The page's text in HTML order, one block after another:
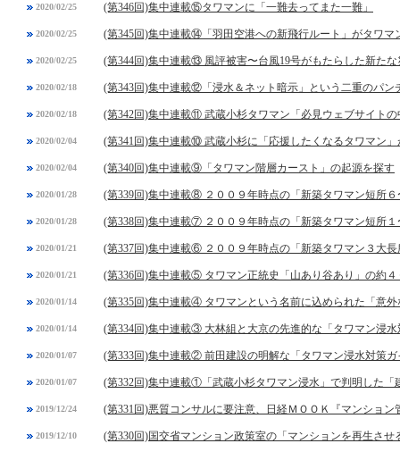
2020/02/25 (第346回)集中連載⑮タワマンに「一難去ってまた一難」
2020/02/25 (第345回)集中連載⑭「羽田空港への新飛行ルート」がタワマ
2020/02/25 (第344回)集中連載⑬ 風評被害〜台風19号がもたらした新たな
2020/02/18 (第343回)集中連載⑫「浸水＆ネット暗示」という二重のパン
2020/02/18 (第342回)集中連載⑪ 武蔵小杉タワマン「必見ウェブサイトの
2020/02/04 (第341回)集中連載⑩ 武蔵小杉に「応援したくなるタワマン」
2020/02/04 (第340回)集中連載⑨「タワマン階層カースト」の起源を探す
2020/01/28 (第339回)集中連載⑧ ２００９年時点の「新築タワマン短所
2020/01/28 (第338回)集中連載⑦ ２００９年時点の「新築タワマン短所
2020/01/21 (第337回)集中連載⑥ ２００９年時点の「新築タワマン３大長
2020/01/21 (第336回)集中連載⑤ タワマン正統史「山あり谷あり」の約４
2020/01/14 (第335回)集中連載④ タワマンという名前に込められた「意外
2020/01/14 (第334回)集中連載③ 大林組と大京の先進的な「タワマン浸
2020/01/07 (第333回)集中連載② 前田建設の明解な「タワマン浸水対策
2020/01/07 (第332回)集中連載①「武蔵小杉タワマン浸水」で判明した「
2019/12/24 (第331回)悪質コンサルに要注意、日経ＭＯＯＫ『マンション
2019/12/10 (第330回)国交省マンション政策室の「マンションを再生させ